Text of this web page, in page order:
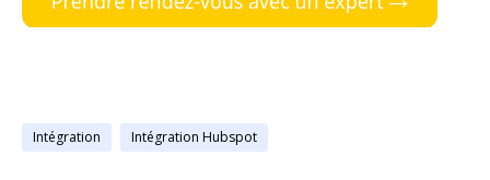
Intégration Intégration Hubspot